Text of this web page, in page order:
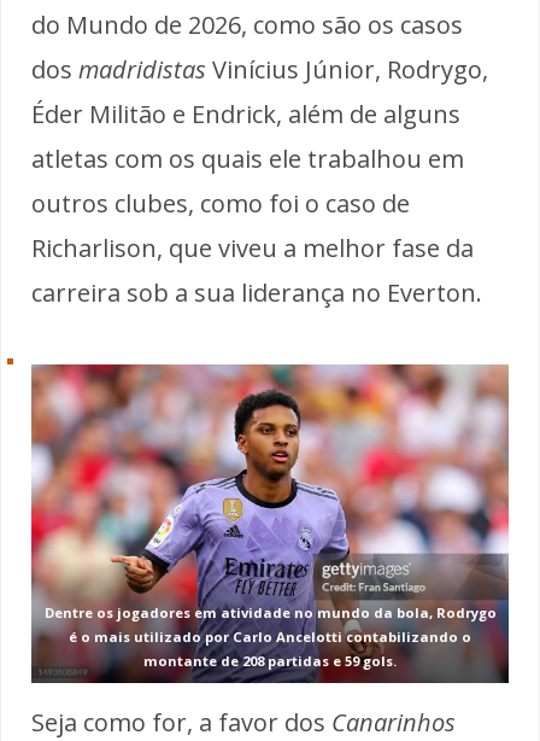
do Mundo de 2026, como são os casos
dos madridistas Vinícius Júnior, Rodrygo,
Éder Militão e Endrick, além de alguns
atletas com os quais ele trabalhou em
outros clubes, como foi o caso de
Richarlison, que viveu a melhor fase da
carreira sob a sua liderança no Everton.
Dentre os jogadores em atividade no mundo da bola, Rodrygo
é o mais utilizado por Carlo Ancelotti contabilizando o
montante de 208 partidas e 59 gols.
Seja como for, a favor dos Canarinhos